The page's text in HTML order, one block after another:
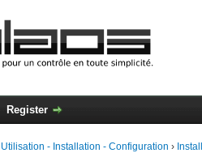
Register
Utilisation - Installation - Configuration ›